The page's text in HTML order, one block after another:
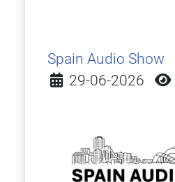
Spain Audio Show
Detalles
29-06-2026